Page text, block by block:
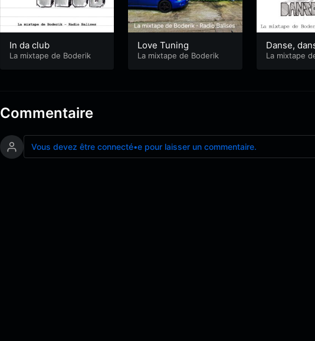
In da club
La mixtape de Boderik
Love Tuning
La mixtape de Boderik
Danse,
La mixtape
Commentaire
Vous devez être connecté•e pour laisser un commentaire.